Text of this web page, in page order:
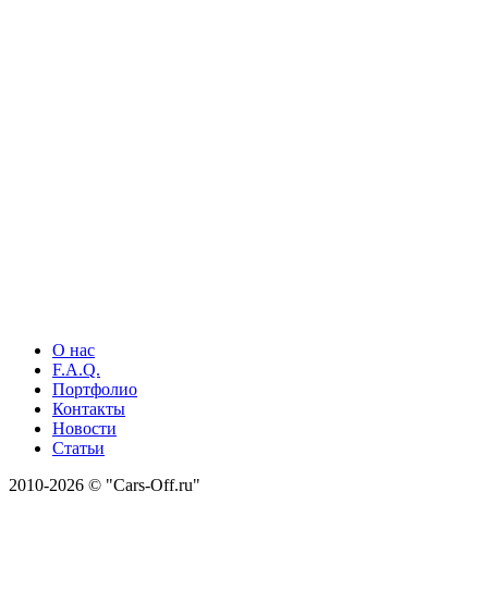
О нас
F.A.Q.
Портфолио
Контакты
Новости
Статьи
2010-2026 © "Cars-Off.ru"